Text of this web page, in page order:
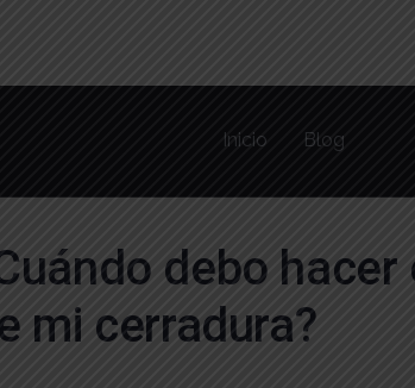
Inicio Blog
debo
mi cerradura?